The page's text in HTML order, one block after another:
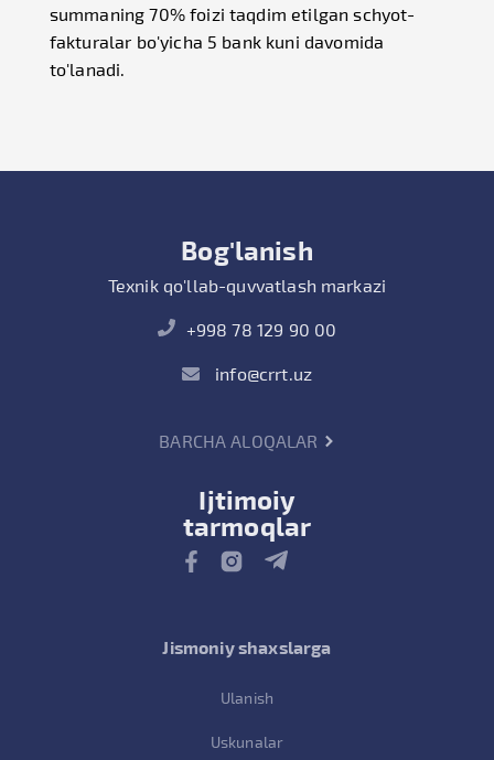
summaning 70% foizi taqdim etilgan schyot-
fakturalar bo'yicha 5 bank kuni davomida
to'lanadi.
Bog'lanish
Texnik qo'llab-quvvatlash markazi
+998 78 129 90 00
info@crrt.uz
BARCHA ALOQALAR
Ijtimoiy
tarmoqlar
Jismoniy shaxslarga
Ulanish
Uskunalar